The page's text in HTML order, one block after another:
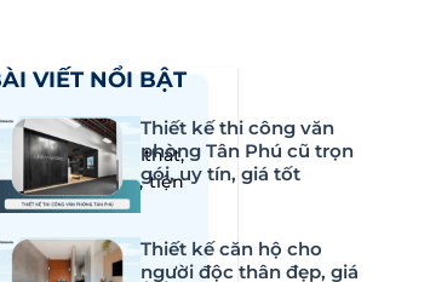
– thi công nội thất,
sống hiện đại, tiện
VIẾT NỔI BẬT
Thiết kế thi công văn
phòng Tân Phú cũ trọn
gói, uy tín, giá tốt
Thiết kế căn hộ cho
người độc thân đẹp, giá